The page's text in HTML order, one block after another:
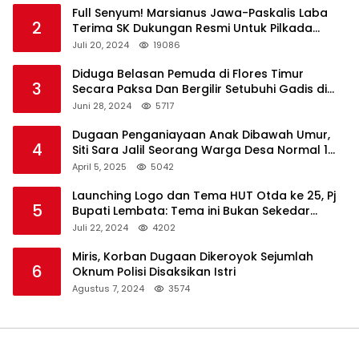
2
Full Senyum! Marsianus Jawa-Paskalis Laba
Terima SK Dukungan Resmi Untuk Pilkada
Lembata
Juli 20, 2024 19086
3
Diduga Belasan Pemuda di Flores Timur
Secara Paksa Dan Bergilir Setubuhi Gadis di
Bawah Umur
Juni 28, 2024 5717
4
Dugaan Penganiayaan Anak Dibawah Umur,
Siti Sara Jalil Seorang Warga Desa Normal 1
Melapor ke Polisi
April 5, 2025 5042
5
Launching Logo dan Tema HUT Otda ke 25, Pj
Bupati Lembata: Tema ini Bukan Sekedar
Refleksi Semalam
Juli 22, 2024 4202
6
Miris, Korban Dugaan Dikeroyok Sejumlah
Oknum Polisi Disaksikan Istri
Agustus 7, 2024 3574